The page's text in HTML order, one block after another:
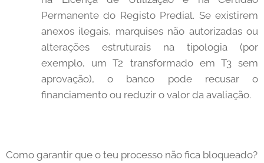
Permanente do Registo Predial. Se existirem
anexos ilegais, marquises não autorizadas ou
alterações estruturais na tipologia (por
exemplo, um T2 transformado em T3 sem
aprovação), o banco pode recusar o
financiamento ou reduzir o valor da avaliação.
Como garantir que o teu processo não fica bloqueado?